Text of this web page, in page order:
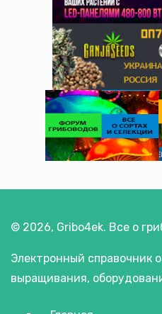
© 2026, Gribo4ek. Все о
Электронный справочник
выращивания,